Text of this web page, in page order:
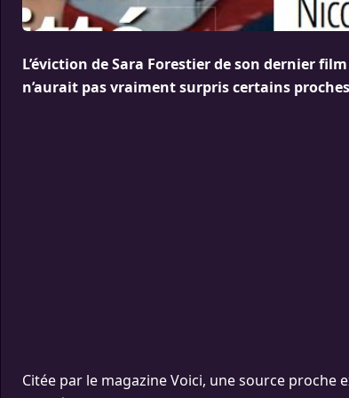
L’éviction de Sara Forestier de son dernier
n’aurait pas vraiment surpris certains
Citée par le magazine Voici, une source proche